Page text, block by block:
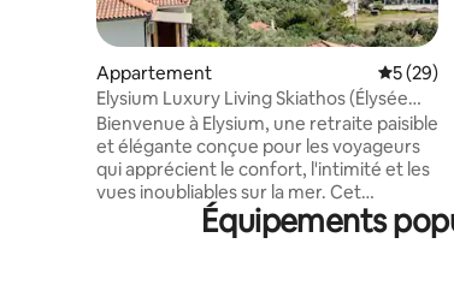
Appartement
5 (29)
Elysium Luxury Living Skiathos (Élysée
Luxury Living Skiathos)
Bienvenue à Elysium, une retraite paisible
et élégante conçue pour les voyageurs
qui apprécient le confort, l'intimité et les
vues inoubliables sur la mer. Cet
appartement moderne dispose d'une
spacieuse terrasse privée, idéale pour se
Équipements